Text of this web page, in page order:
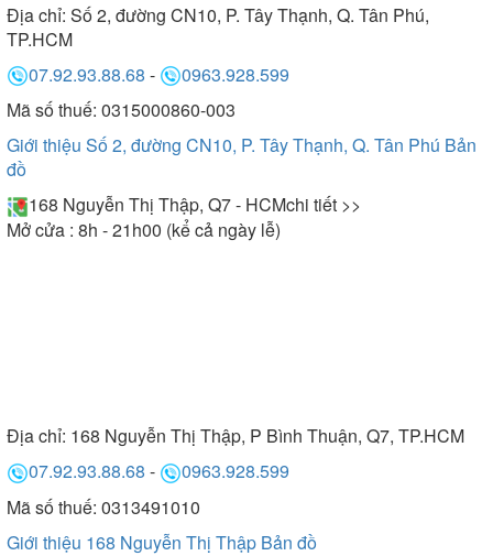
Địa chỉ: Số 2, đường CN10, P. Tây Thạnh, Q. Tân Phú,
TP.HCM
07.92.93.88.68 -
0963.928.599
Mã số thuế: 0315000860-003
Giới thiệu Số 2, đường CN10, P. Tây Thạnh, Q. Tân Phú Bản
đồ
168 Nguyễn Thị Thập, Q7 - HCMchi tiết >>
Mở cửa : 8h - 21h00 (kể cả ngày lễ)
Địa chỉ: 168 Nguyễn Thị Thập, P Bình Thuận, Q7, TP.HCM
07.92.93.88.68 -
0963.928.599
Mã số thuế: 0313491010
Giới thiệu 168 Nguyễn Thị Thập Bản đồ